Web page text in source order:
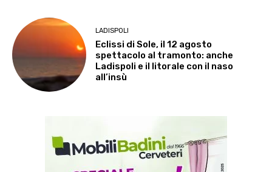
LADISPOLI
Eclissi di Sole, il 12 agosto
spettacolo al tramonto: anche
Ladispoli e il litorale con il naso
all’insù